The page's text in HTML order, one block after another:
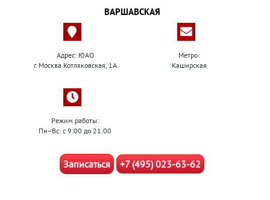
ВАРШАВСКАЯ
Адрес: ЮАО
г. Москва Котляковская, 1А
Метро:
Каширская
Режим работы:
Пн–Вс: с 9:00 до 21:00
Записаться +7 (495) 023-63-62